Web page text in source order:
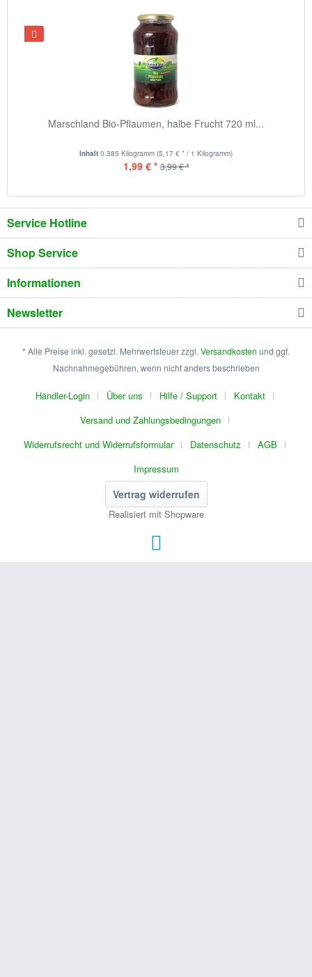
Marschland Bio-Pflaumen, halbe Frucht 720 ml...
Inhalt 0.385 Kilogramm (5,17 € * / 1 Kilogramm)
1,99 € * 3,99 € *
Service Hotline
Shop Service
Informationen
Newsletter
* Alle Preise inkl. gesetzl. Mehrwertsteuer zzgl. Versandkosten und ggf.
Nachnahmegebühren, wenn nicht anders beschrieben
Händler-Login Über uns Hilfe / Support
Kontakt
Versand und Zahlungsbedingungen
Widerrufsrecht und Widerrufsformular
Datenschutz
AGB
Impressum
Vertrag widerrufen
Realisiert mit Shopware